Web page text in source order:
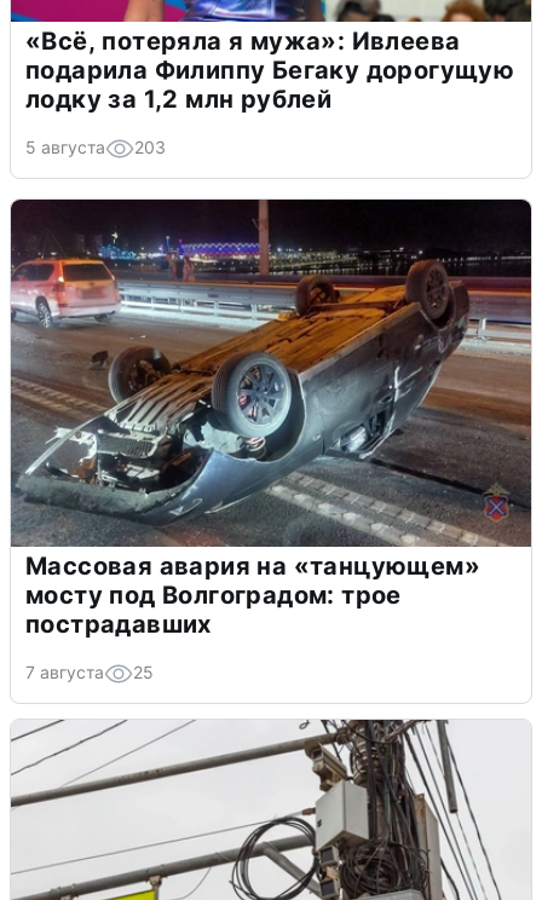
«Всё, потеряла я мужа»: Ивлеева
подарила Филиппу Бегаку дорогущую
лодку за 1,2 млн рублей
5 августа 203
Массовая авария на «танцующем»
мосту под Волгоградом: трое
пострадавших
7 августа 25